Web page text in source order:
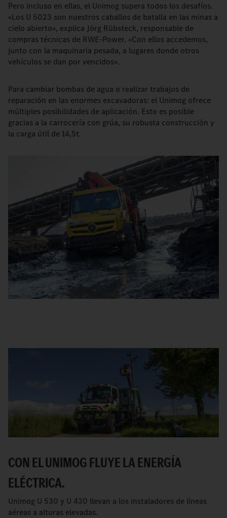
Pero incluso en ellas, el Unimog supera todos los desafíos.
«Los U 5023 son nuestros caballos de batalla en las minas a
cielo abierto», explica Jörg Rübsteck, responsable de
compras técnicas de RWE-Power. «Con ellos accedemos,
junto con la maquinaria pesada, a lugares donde otros
vehículos se dan por vencidos».
Para cambiar bombas de agua o realizar trabajos de
reparación en las enormes excavadoras: el Unimog ofrece
múltiples posibilidades de aplicación. Esto es posible
gracias a la carrocería con grúa, su robusta construcción y
la carga útil de 14,5t.
CON EL UNIMOG FLUYE LA ENERGÍA
ELÉCTRICA.
Unimog U 530 y U 430 llevan a los instaladores de líneas
aéreas a alturas elevadas.